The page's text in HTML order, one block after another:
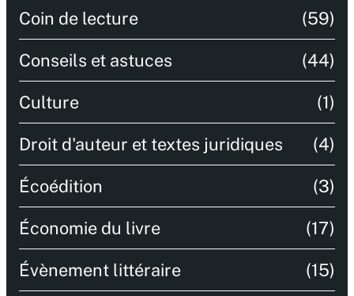
Coin de lecture (59)
Conseils et astuces (44)
Culture (1)
Droit d'auteur et textes juridiques (4)
Écoédition (3)
Économie du livre (17)
Évènement littéraire (15)